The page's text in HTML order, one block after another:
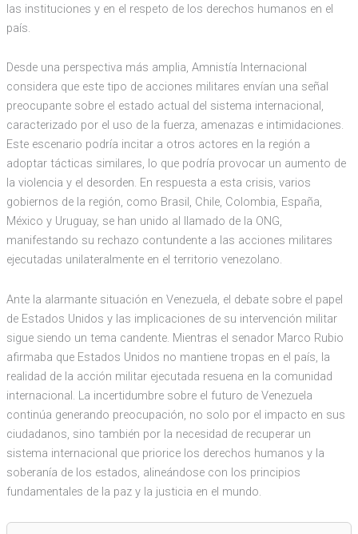
las instituciones y en el respeto de los derechos humanos en el
país.
Desde una perspectiva más amplia, Amnistía Internacional
considera que este tipo de acciones militares envían una señal
preocupante sobre el estado actual del sistema internacional,
caracterizado por el uso de la fuerza, amenazas e intimidaciones.
Este escenario podría incitar a otros actores en la región a
adoptar tácticas similares, lo que podría provocar un aumento de
la violencia y el desorden. En respuesta a esta crisis, varios
gobiernos de la región, como Brasil, Chile, Colombia, España,
México y Uruguay, se han unido al llamado de la ONG,
manifestando su rechazo contundente a las acciones militares
ejecutadas unilateralmente en el territorio venezolano.
Ante la alarmante situación en Venezuela, el debate sobre el papel
de Estados Unidos y las implicaciones de su intervención militar
sigue siendo un tema candente. Mientras el senador Marco Rubio
afirmaba que Estados Unidos no mantiene tropas en el país, la
realidad de la acción militar ejecutada resuena en la comunidad
internacional. La incertidumbre sobre el futuro de Venezuela
continúa generando preocupación, no solo por el impacto en sus
ciudadanos, sino también por la necesidad de recuperar un
sistema internacional que priorice los derechos humanos y la
soberanía de los estados, alineándose con los principios
fundamentales de la paz y la justicia en el mundo.